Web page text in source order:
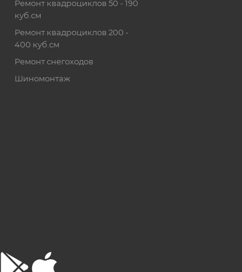
Ремонт квадроциклов 50 - 190
куб.см
Ремонт квадроциклов 200 -
400 куб.см
Ремонт снегоходов
Шиномонтаж